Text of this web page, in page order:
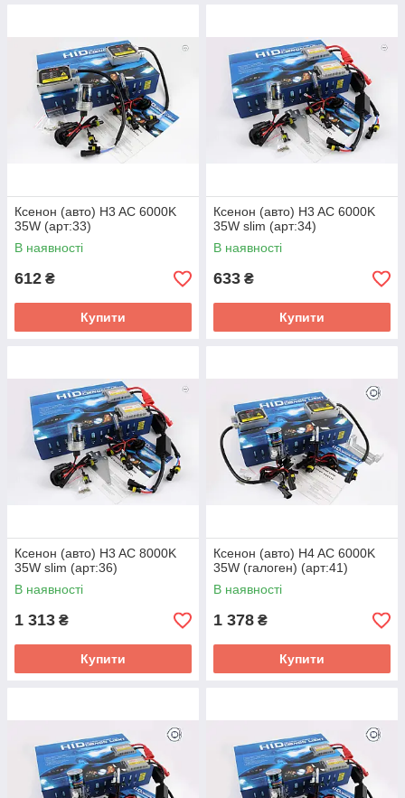
Ксенон (авто) H3 AC 6000K
35W (арт:33)
В наявності
612 ₴
Купити
Ксенон (авто) H3 AC 6000K
35W slim (арт:34)
В наявності
633 ₴
Купити
Ксенон (авто) H3 AC 8000K
35W slim (арт:36)
В наявності
1 313 ₴
Купити
Ксенон (авто) H4 AC 6000K
35W (галоген) (арт:41)
В наявності
1 378 ₴
Купити